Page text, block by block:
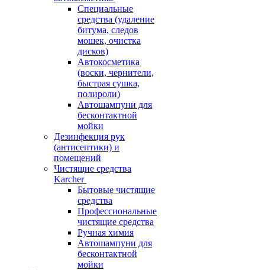
Специальные
средства (удаление
битума, следов
мошек, очистка
дисков)
Автокосметика
(воски, чернители,
быстрая сушка,
полироли)
Автошампуни для
бесконтактной
мойки
Дезинфекция рук
(антисептики) и
помещений
Чистящие средства
Karcher
Бытовые чистящие
средства
Профессиональные
чистящие средства
Ручная химия
Автошампуни для
бесконтактной
мойки